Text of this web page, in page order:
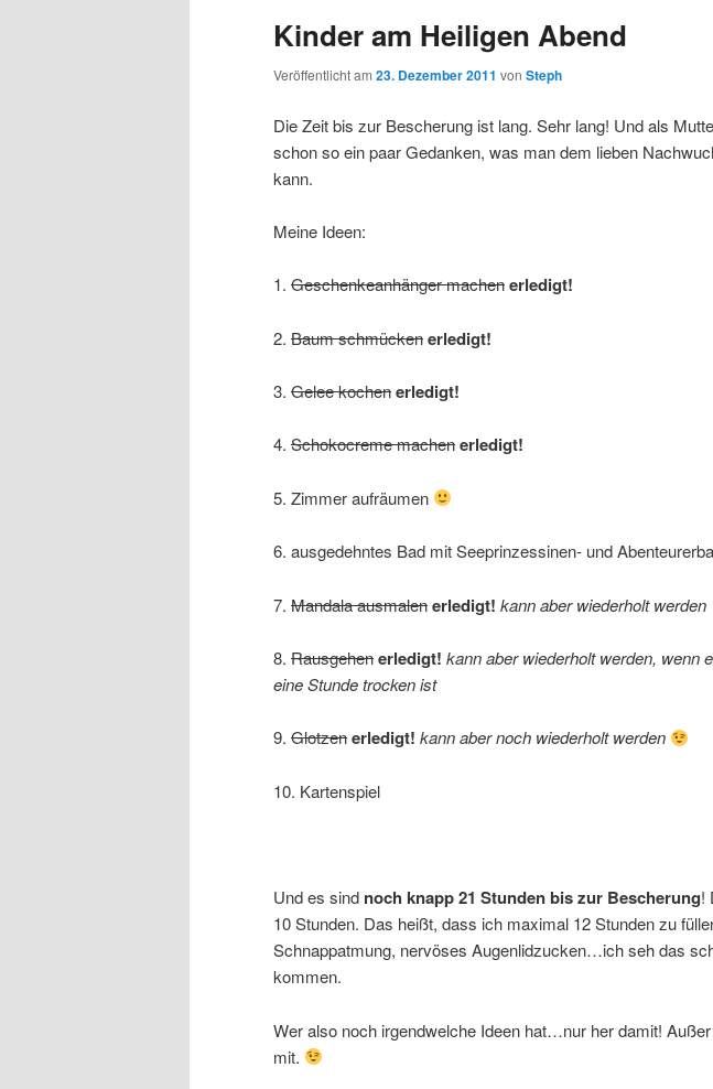
Kinder am Heiligen Abend
Veröffentlicht am 23. Dezember 2011 von Steph
Die Zeit bis zur Bescherung ist lang. Sehr lang! Und als
schon so ein paar Gedanken, was man dem lieben
kann.
Meine Ideen:
1. Geschenkeanhänger machenerledigt!
2. Baum schmückenerledigt!
3. Gelee kochenerledigt!
4. Schokocreme machenerledigt!
5. Zimmer aufräumen
6. ausgedehntes Bad mit Seeprinzessinen- und
7. Mandala ausmalenerledigt! kann aber wiederholt werden
8. Rausgehenerledigt! kann aber wiederholt werden, wenn
eine Stunde trocken ist
9. Glotzenerledigt! kann aber noch wiederholt werden
10. Kartenspiel
Und es sind noch knapp 21 Stunden bis zur Bescherung!
10 Stunden. Das heißt, dass ich maximal 12 Stunden zu
Schnappatmung, nervöses Augenlidzucken…ich seh das
kommen.
Wer also noch irgendwelche Ideen hat…nur her damit!
mit.